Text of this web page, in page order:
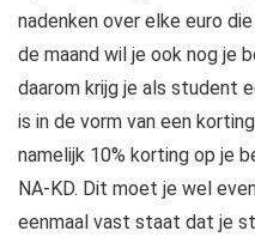
nadenken over elke euro
de maand wil je ook nog je
daarom krijg je als student
is in de vorm van een
namelijk 10% korting op je
NA-KD. Dit moet je wel
eenmaal vast staat dat je